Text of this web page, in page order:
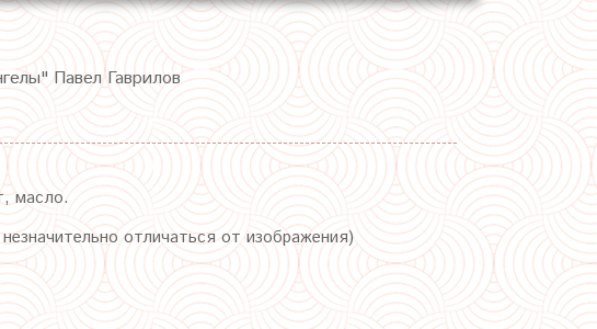
Павел Гаврилов
масло.
отличаться от изображения)